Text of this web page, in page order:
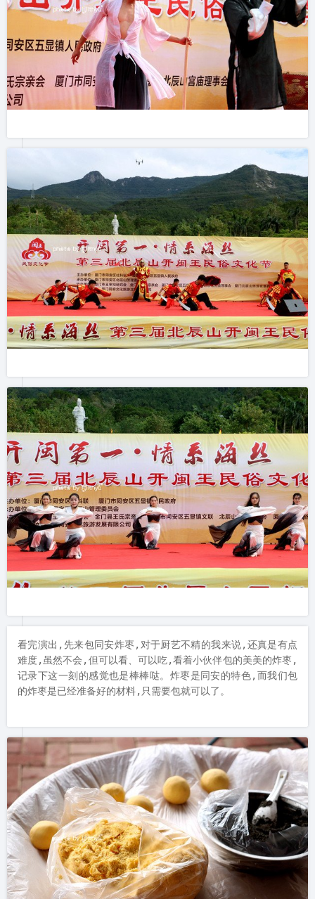
看完演出,先来包同安炸枣,对于厨艺不精的我来说,还真是有点
难度,虽然不会,但可以看、可以吃,看着小伙伴包的美美的炸枣,
记录下这一刻的感觉也是棒棒哒。炸枣是同安的特色,而我们包